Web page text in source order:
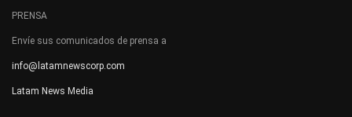
PRENSA
Envíe sus comunicados de prensa a
info@latamnewscorp.com
Latam News Media